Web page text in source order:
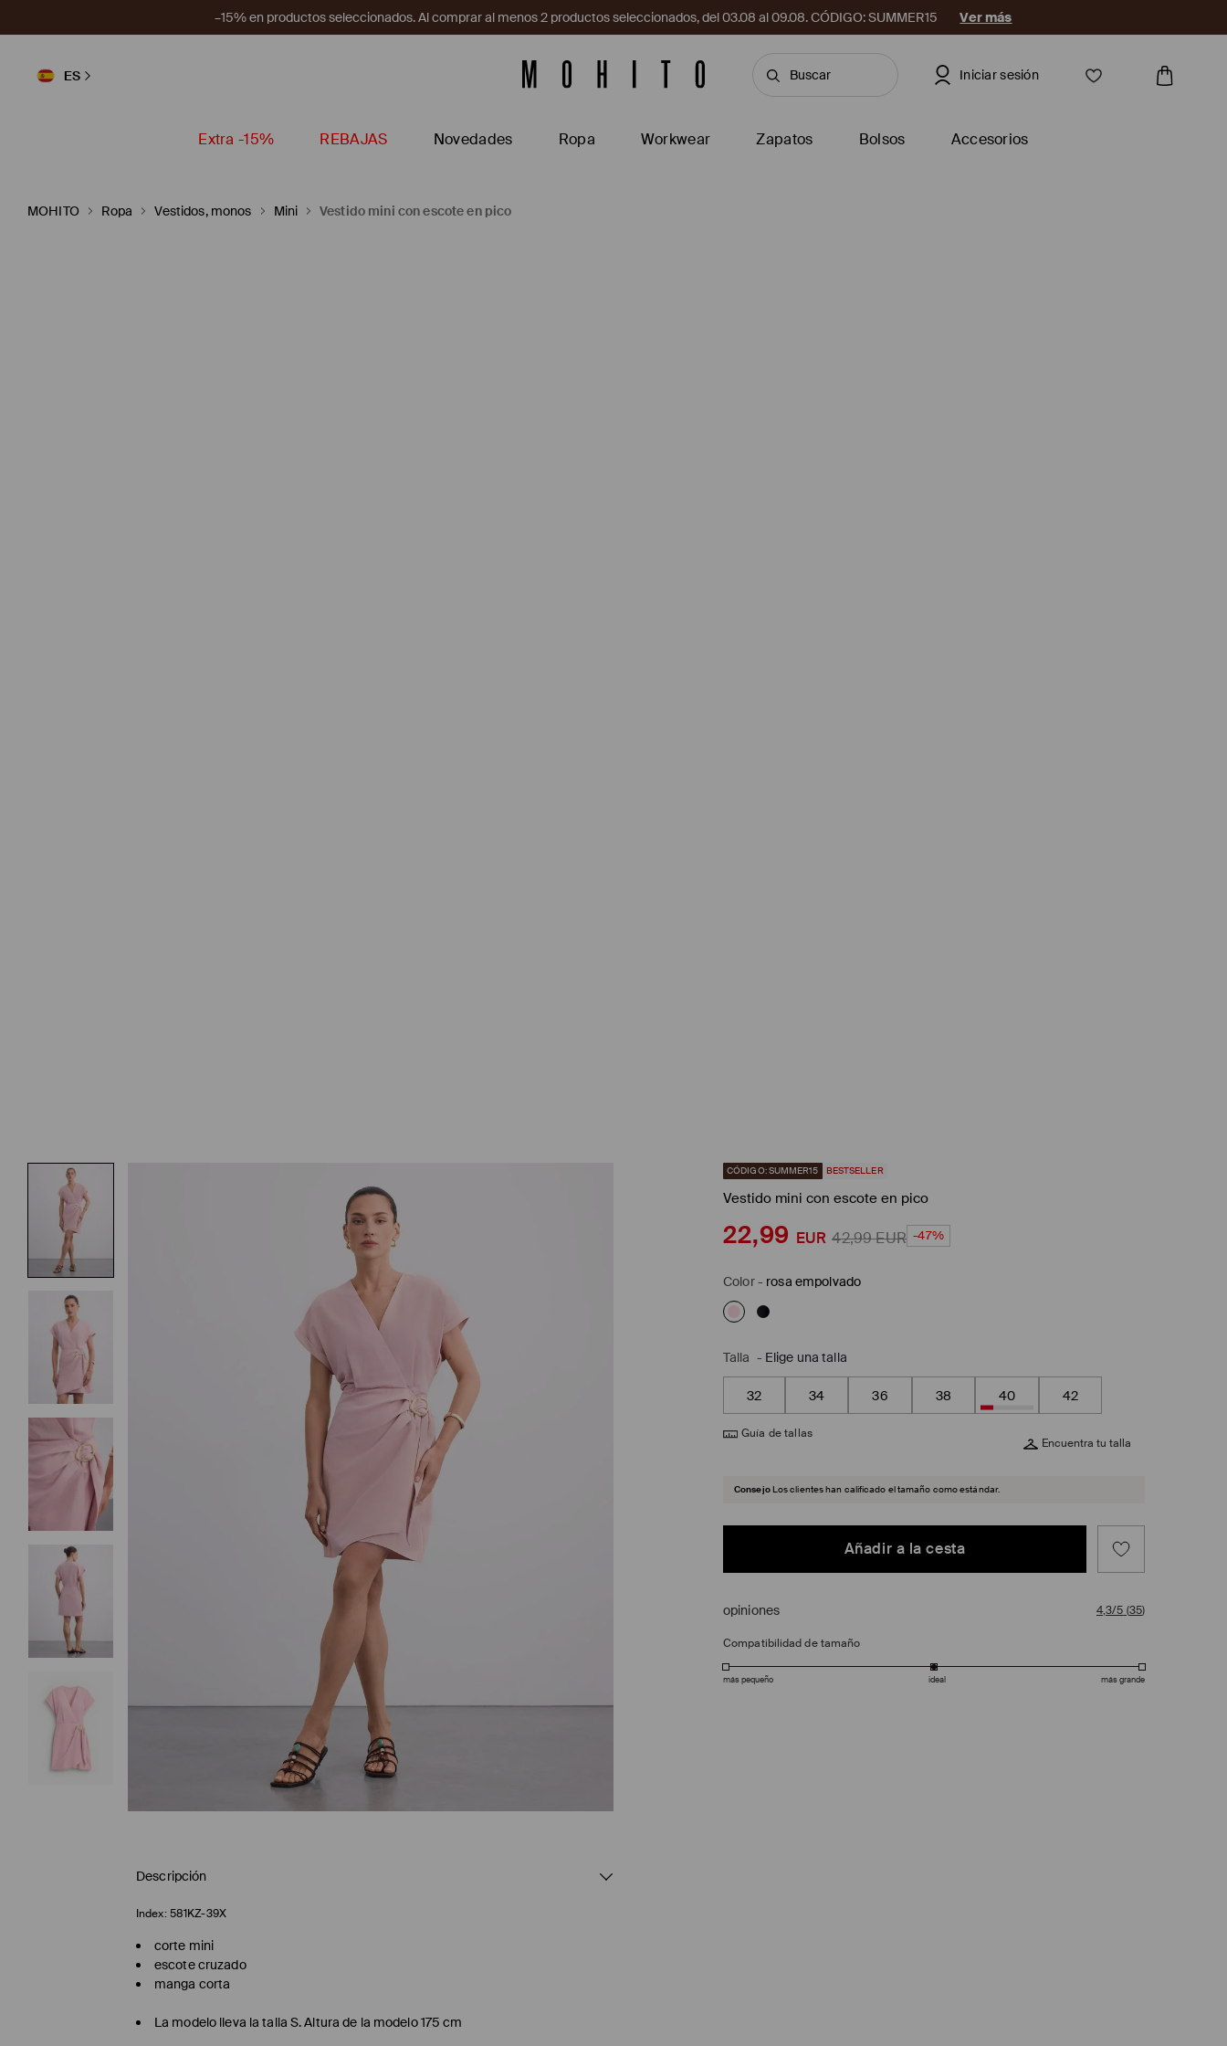
–15% en productos seleccionados. Al comprar al menos 2 productos seleccionados, del 03.08 al 09.08. CÓDIGO: SUMMER15 Ver más
ES Iniciar sesión
Extra -15% REBAJAS Novedades Ropa Workwear Zapatos Bolsos Accesorios
MOHITO Ropa Vestidos, monos Mini Vestido mini con escote en pico
CÓDIGO: SUMMER15 BESTSELLER
Vestido mini con escote en pico
22,99 EUR 42,99EUR -47%
Color- rosa empolvado
Talla - Elige una talla
32 34 36 38 40 42
Guía de tallas
Encuentra tu talla
Consejo Los clientes han calificado el tamaño como estándar.
Añadir a la cesta
opiniones 4,3/5 (35)
Compatibilidad de tamaño
más pequeño ideal más grande
Descripción
Index: 581KZ-39X
corte mini
escote cruzado
manga corta
La modelo lleva la talla S. Altura de la modelo 175 cm